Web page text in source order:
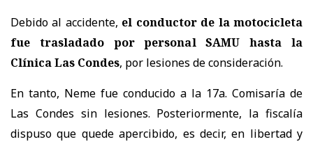
Debido al accidente, el conductor de la motocicleta
fue trasladado por personal SAMU hasta la
Clínica Las Condes, por lesiones de consideración.
En tanto, Neme fue conducido a la 17a. Comisaría de
Las Condes sin lesiones. Posteriormente, la fiscalía
dispuso que quede apercibido, es decir, en libertad y